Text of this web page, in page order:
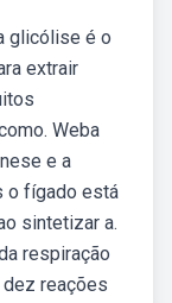
glicólise é o
extrair
Weba
e a
o fígado está
sintetizar a.
respiração
reações